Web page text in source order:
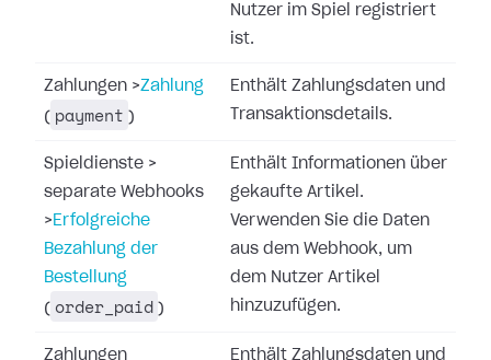
Nutzer im Spiel registriert
ist.
Zahlungen >Zahlung
( payment )
Enthält Zahlungsdaten und
Transaktionsdetails.
Spieldienste >
separate Webhooks
> Erfolgreiche
Bezahlung der
Bestellung
( order_paid )
Enthält Informationen über
gekaufte Artikel.
Verwenden Sie die Daten
aus dem Webhook, um
dem Nutzer Artikel
hinzuzufügen.
Zahlungen Enthält Zahlungsdaten und